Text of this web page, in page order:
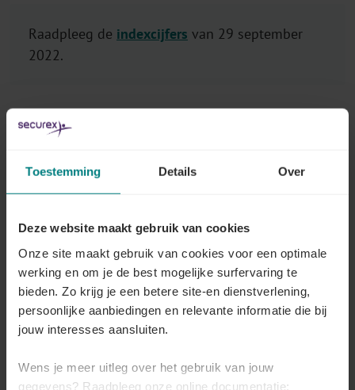
Toestemming Details Over
Deze website maakt gebruik van cookies
Onze site maakt gebruik van cookies voor een optimale
werking en om je de best mogelijke surfervaring te
bieden. Zo krijg je een betere site-en dienstverlening,
persoonlijke aanbiedingen en relevante informatie die bij
jouw interesses aansluiten.
Wens je meer uitleg over het gebruik van jouw
gegevens? Raadpleeg onze online documentatie:
Raadpleeg de indexcijfers van 29 september
2022.
Indexprognoses: een blik
vooruit
Elke eerste dinsdag van de maand maakt het Federaal
van die cijfers berekenen wij wanneer je de volgende
indexatie in je sector mag verwachten. Deze
prognoses worden dus iedere maand aangepast.
Raadpleeg deIndexprognoses